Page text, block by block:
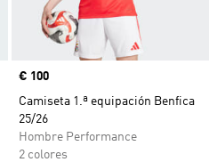
Precio
€ 100
Camiseta 1.ª equipación Benfica
25/26
Hombre Performance
2 colores